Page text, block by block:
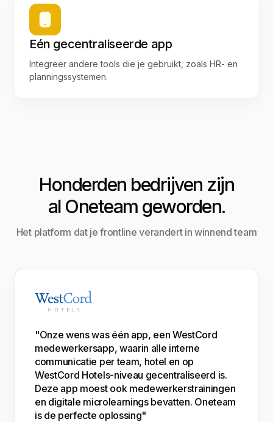
Eén gecentraliseerde app
Integreer andere tools die je gebruikt, zoals HR- en
planningssystemen.
Honderden bedrijven zijn
al Oneteam geworden.
Het platform dat je frontline verandert in winnend team
"Onze wens was één app, een WestCord
medewerkersapp, waarin alle interne
communicatie per team, hotel en op
WestCord Hotels-niveau gecentraliseerd is.
Deze app moest ook medewerkerstrainingen
en digitale microlearnings bevatten. Oneteam
is de perfecte oplossing"